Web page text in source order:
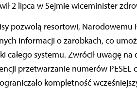
2 lipca w Sejmie wiceminister
pozwolą resortowi, Narodowemu
informacji o zarobkach, co
całego systemu. Zwrócił uwagę
przetwarzanie numerów
kompletność